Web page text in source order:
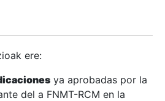
ere:
ya aprobadas por la
del a FNMT-RCM en la